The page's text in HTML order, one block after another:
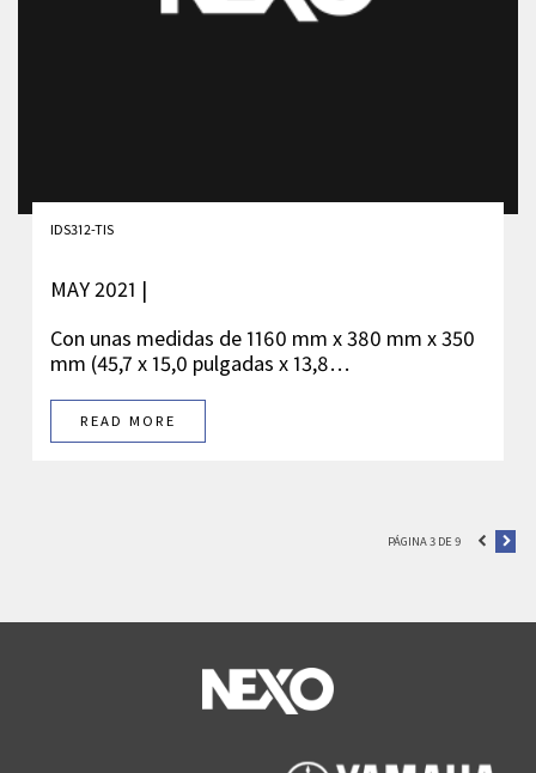
IDS312-TIS
MAY 2021 |
Con unas medidas de 1160 mm x 380 mm x 350
mm (45,7 x 15,0 pulgadas x 13,8…
READ MORE
PÁGINA 3 DE 9